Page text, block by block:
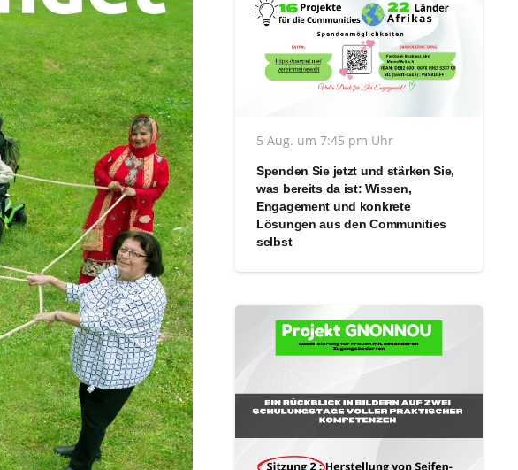
5 Aug. um 7:45 pm Uhr
Spenden Sie jetzt und stärken Sie,
was bereits da ist: Wissen,
Engagement und konkrete
Lösungen aus den Communities
selbst